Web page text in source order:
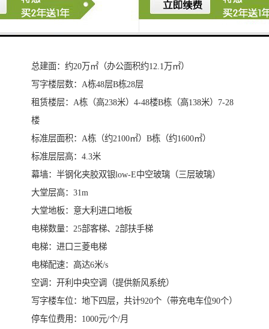
二、项目基本参数
位置地址：南山后海海德三道和后海滨路交汇处
总建面：约20万㎡（办公面积约12.1万㎡）
写字楼层数：A栋48层B栋28层
租赁楼层：A栋（高238米）4-48楼B栋（高138米）7-28
楼
标准层面积：A栋（约2100㎡）B栋（约1600㎡）
标准层层高：4.3米
幕墙：半钢化夹胶双银low-E中空玻璃（三层玻璃）
大堂层高：31m
大堂地板：意大利进口地板
电梯数量：25部客梯、2部扶手梯
电梯：进口三菱电梯
电梯配速：高达6米/s
空调：开利中央空调（提供新风系统）
写字楼车位：地下四层，共计920个（带充电车位90个）
停车位费用：1000元/个/月